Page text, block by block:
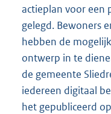
actieplan voor een
gelegd. Bewoners
hebben de
ontwerp in te
de gemeente
iedereen digitaal
het gepubliceerd